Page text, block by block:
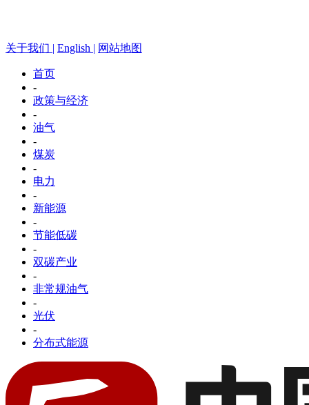
关于我们 | English | 网站地图
首页
-
政策与经济
-
油气
-
煤炭
-
电力
-
新能源
-
节能低碳
-
双碳产业
-
非常规油气
-
光伏
-
分布式能源